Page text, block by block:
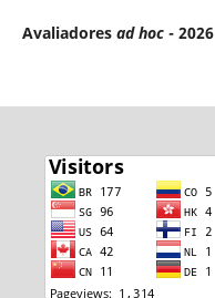
Avaliadores ad hoc- 2026